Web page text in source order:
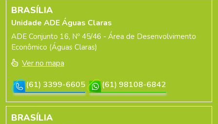
BRASÍLIA
Unidade ADE Águas Claras
ADE Conjunto 16, Nº 45/46 - Área de Desenvolvimento
Econômico (Águas Claras)
Ver no mapa
(61) 3399-6605
(61) 98108-6842
BRASÍLIA